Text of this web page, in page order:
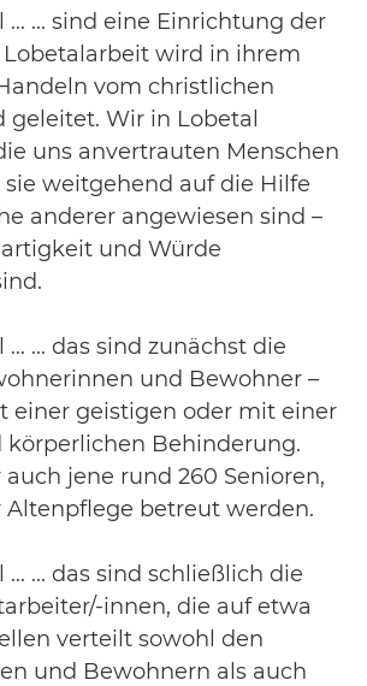
... sind eine Einrichtung der
Lobetalarbeit wird in ihrem
vom christlichen
geleitet. Wir in Lobetal
uns anvertrauten Menschen
sie weitgehend auf die Hilfe
anderer angewiesen sind –
und Würde
... das sind zunächst die
und Bewohner –
einer geistigen oder mit einer
Behinderung.
auch jene rund 260 Senioren,
Altenpflege betreut werden.
... das sind schließlich die
innen, die auf etwa
verteilt sowohl den
und Bewohnern als auch